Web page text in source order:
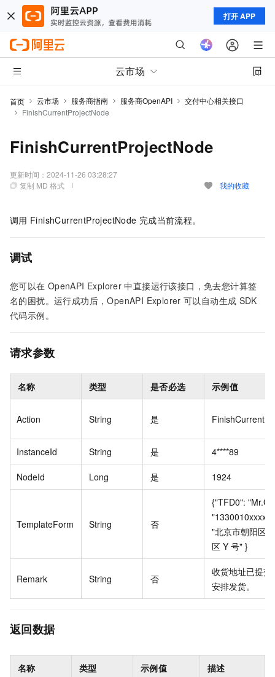
打开 APP
云市场
首页 云市场 服务商指南 服务商OpenAPI
交付中心相关接口
FinishCurrentProjectNode
FinishCurrentProjectNode
更新时间： 2024-11-26 03:28:27
复制 MD 格式
我的收藏
调用 FinishCurrentProjectNode 完成当前流程。
调试
您可以在 OpenAPI Explorer 中直接运行该接口，免去您计算签
名的困扰。运行成功后，OpenAPI Explorer 可以自动生成 SDK
代码示例。
请求参数
名称 类型 是否必选 示例值
Action String 是
InstanceId String 是 4****89
NodeId Long 是 1924
TemplateForm String 否
{"TFD0":
"北京市朝阳区
区 Y 号" }
Remark String 否
收货地址已提交
安排发货。
返回数据
名称 类型 示例值 描述